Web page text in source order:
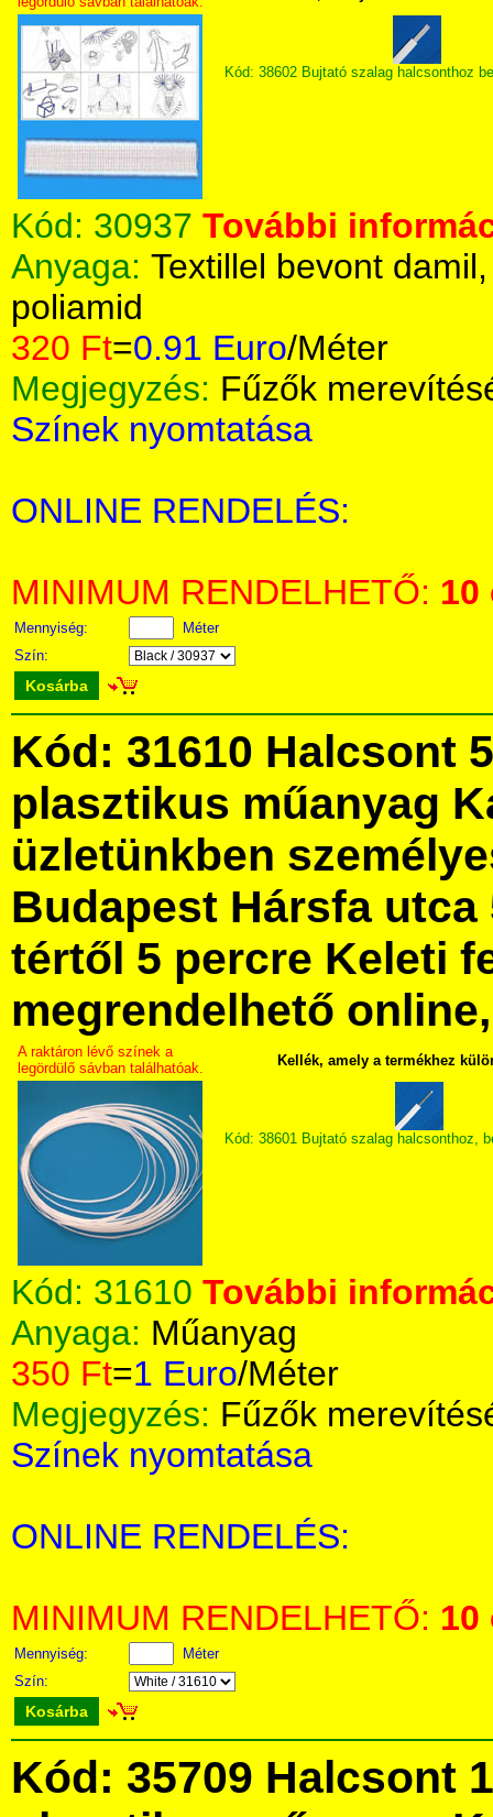
Kód: 38602 Bujtató szalag halcsonthoz
Kód: 30937 További
Anyaga: Textillel bevont
poliamid
320 Ft=0.91 Euro/Méter
Megjegyzés: Fűzők
Színek nyomtatása
ONLINE RENDELÉS:
MINIMUM RENDELHETŐ: 10
Mennyiség:
Méter
Szín:
Kosárba
Kód: 31610 Halcsont
plasztikus műanyag
üzletünkben
Budapest Hársfa utca
tértől 5 percre Keleti
megrendelhető
A raktáron lévő színek a
legördülő sávban találhatóak.
Kellék, amely a termékhez
Kód: 38601 Bujtató szalag halcsonthoz,
Kód: 31610 További
Anyaga: Műanyag
350 Ft=1 Euro/Méter
Megjegyzés: Fűzők
Színek nyomtatása
ONLINE RENDELÉS:
MINIMUM RENDELHETŐ: 10
Mennyiség:
Méter
Szín:
Kosárba
Kód: 35709 Halcsont